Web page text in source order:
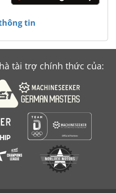
tin
tài trợ chính thức của: